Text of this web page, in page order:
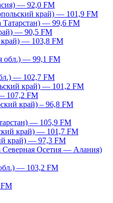
— 92,0 FM
край) — 101,9 FM
Татарстан) — 99,6 FM
— 90,5 FM
край) — 103,8 FM
обл.) — 99,1 FM
— 102,7 FM
край) — 101,2 FM
107,2 FM
край) – 96,8 FM
— 105,9 FM
край) — 101,7 FM
край) — 97,3 FM
Северная Осетия — Алания)
— 103,2 FM